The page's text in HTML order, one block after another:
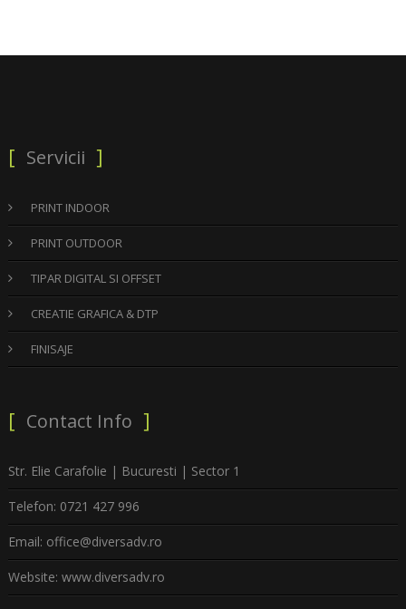
Servicii
PRINT INDOOR
PRINT OUTDOOR
TIPAR DIGITAL SI OFFSET
CREATIE GRAFICA & DTP
FINISAJE
Contact Info
Str. Elie Carafolie | Bucuresti | Sector 1
Telefon: 0721 427 996
Email: office@diversadv.ro
Website: www.diversadv.ro